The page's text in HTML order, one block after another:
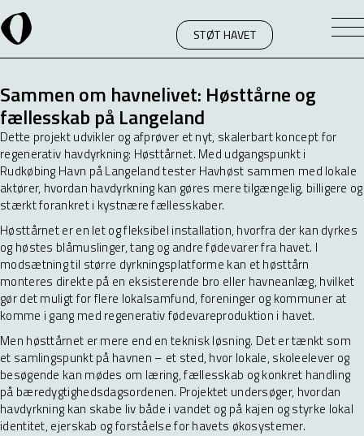
STØT HAVET
Sammen om havnelivet: Høsttårne og
fællesskab på Langeland
Dette projekt udvikler og afprøver et nyt, skalerbart koncept for
regenerativ havdyrkning: Høsttårnet. Med udgangspunkt i
Rudkøbing Havn på Langeland tester Havhøst sammen med lokale
aktører, hvordan havdyrkning kan gøres mere tilgængelig, billigere og
stærkt forankret i kystnære fællesskaber.
Høsttårnet er en let og fleksibel installation, hvorfra der kan dyrkes
og høstes blåmuslinger, tang og andre fødevarer fra havet. I
modsætning til større dyrkningsplatforme kan et høsttårn
monteres direkte på en eksisterende bro eller havneanlæg, hvilket
gør det muligt for flere lokalsamfund, foreninger og kommuner at
komme i gang med regenerativ fødevareproduktion i havet.
Men høsttårnet er mere end en teknisk løsning. Det er tænkt som
et samlingspunkt på havnen – et sted, hvor lokale, skoleelever og
besøgende kan mødes om læring, fællesskab og konkret handling
på bæredygtighedsdagsordenen. Projektet undersøger, hvordan
havdyrkning kan skabe liv både i vandet og på kajen og styrke lokal
identitet, ejerskab og forståelse for havets økosystemer.